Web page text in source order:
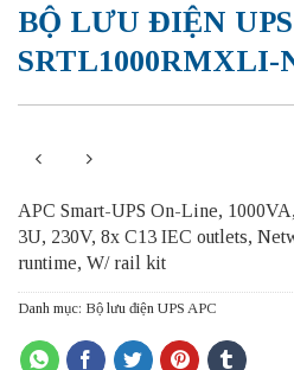
BỘ LƯU ĐIỆN
SRTL1000RMXLI-
APC Smart-UPS On-Line,
3U, 230V, 8x C13 IEC outlets,
runtime, W/ rail kit
Danh mục: Bộ lưu điện UPS APC